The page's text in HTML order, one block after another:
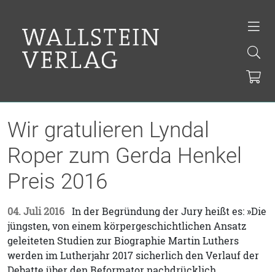
Wir gratulieren Lyndal
Roper zum Gerda Henkel
Preis 2016
04. Juli 2016 In der Begründung der Jury heißt es: »Die
jüngsten, von einem körpergeschichtlichen Ansatz
geleiteten Studien zur Biographie Martin Luthers
werden im Lutherjahr 2017 sicherlich den Verlauf der